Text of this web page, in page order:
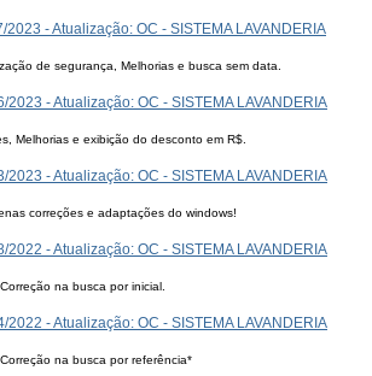
2023 - Atualização: OC - SISTEMA LAVANDERIA
de segurança, Melhorias e busca sem data.
2023 - Atualização: OC - SISTEMA LAVANDERIA
Melhorias e exibição do desconto em R$.
2023 - Atualização: OC - SISTEMA LAVANDERIA
correções e adaptações do windows!
2022 - Atualização: OC - SISTEMA LAVANDERIA
na busca por inicial.
2022 - Atualização: OC - SISTEMA LAVANDERIA
na busca por referência*